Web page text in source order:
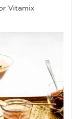
Vitamix